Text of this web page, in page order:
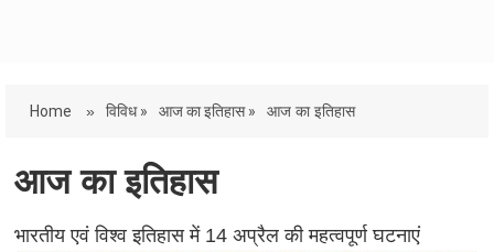
Home » विविध » आज का इतिहास » आज का इतिहास
आज का इतिहास
भारतीय एवं विश्व इतिहास में 14 अप्रैल की महत्वपूर्ण घटनाएं